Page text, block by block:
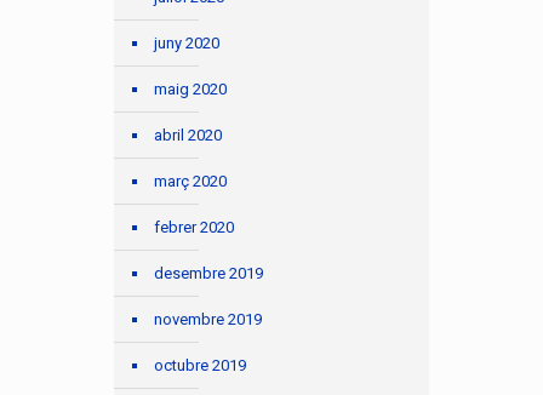
juny 2020
maig 2020
abril 2020
març 2020
febrer 2020
desembre 2019
novembre 2019
octubre 2019